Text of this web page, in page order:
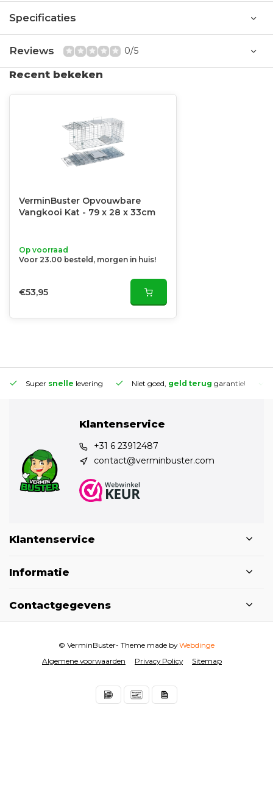
Specificaties
Reviews 0/5
Recent bekeken
VerminBuster Opvouwbare
Vangkooi Kat - 79 x 28 x 33cm
Op voorraad
Voor 23.00 besteld, morgen in huis!
€53,95
Super snelle levering Niet goed, geld terug garantie!
Klantenservice
+31 6 23912487
contact@verminbuster.com
Klantenservice
Informatie
Contactgegevens
Algemene voorwaarden Privacy Policy Sitemap
© VerminBuster- Theme made byWebdinge